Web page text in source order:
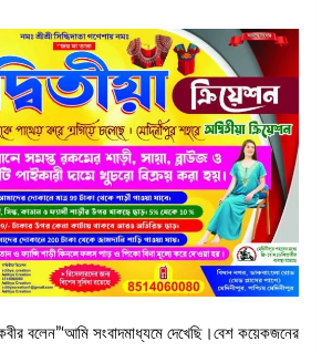
বলেন”‘আমি সংবাদমাধ্যমে দেখেছি।বেশ কয়েকজনের